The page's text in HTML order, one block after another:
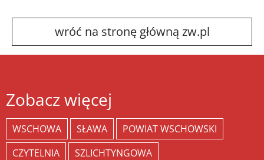
wróć na stronę główną zw.pl
Zobacz więcej
WSCHOWA SŁAWA
POWIAT WSCHOWSKI
CZYTELNIA
SZLICHTYNGOWA